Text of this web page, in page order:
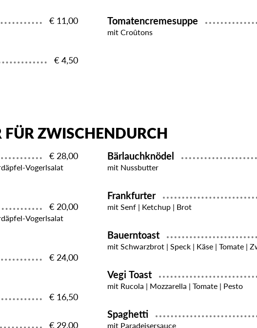
€ 11,00
€ 4,50
Tomatencremesuppe
mit Croûtons
FÜR ZWISCHENDURCH
€ 28,00
Vogerlsalat
€ 20,00
Vogerlsalat
€ 24,00
€ 16,50
€ 29,00
Bärlauchknödel
mit Nussbutter
Frankfurter
mit Senf | Ketchup | Brot
Bauerntoast
mit Schwarzbrot | Speck | Käse | Tomate |
Vegi Toast
mit Rucola | Mozzarella | Tomate | Pesto
Spaghetti
mit Paradeisersauce